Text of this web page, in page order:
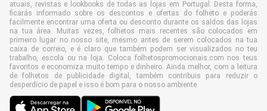
atuais, revistas e lookbooks de todas as lojas em Portugal. Desta forma,
ficarás informado sobre os descontos e ofertas do folheto e poderás
facilmente encontrar uma oferta ou desconto durante os saldos das lojas
na tua área. Muitas vezes, folhetos mais recentes são colocados em
primeiro lugar no nosso site, mesmo antes de serem colocados na tua
caixa de correio, e é claro que também podem ser visualizados no teu
trabalho, escola ou na loja. Coloca folhetospromocionais.com nos teus
favoritos e economiza muito tempo e dinheiro. Ainda melhor, com a leitura
de folhetos de publicidade digital, também contribuis para reduzir o
desperdício de papel e isso é bom para o nosso ambiente.